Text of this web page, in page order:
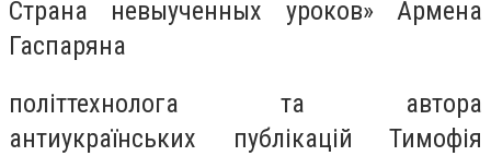
Страна невыученных уроков» Армена
Гаспаряна
політтехнолога та автора
антиукраїнських публікацій Тимофія